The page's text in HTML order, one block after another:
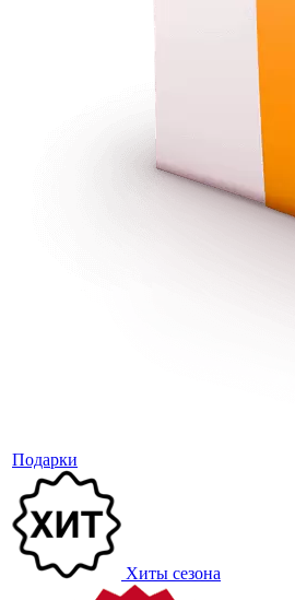
Подарки
Хиты сезона